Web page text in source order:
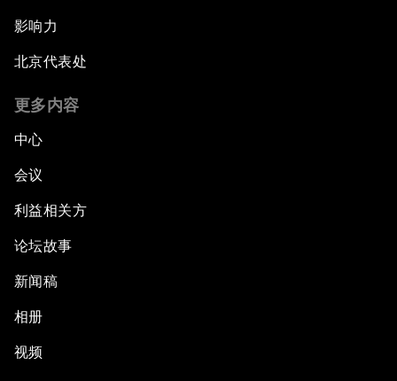
影响力
北京代表处
更多内容
中心
会议
利益相关方
论坛故事
新闻稿
相册
视频